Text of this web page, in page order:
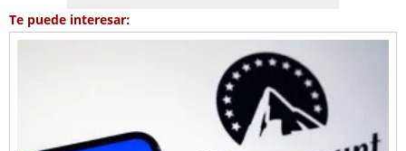
Te puede interesar: